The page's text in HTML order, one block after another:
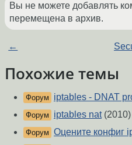
Вы не можете добавлять
перемещена в архив.
←
Похожие темы
Форум iptables - DNAT
Форум iptables nat(2010)
Форум Оцените конфиг